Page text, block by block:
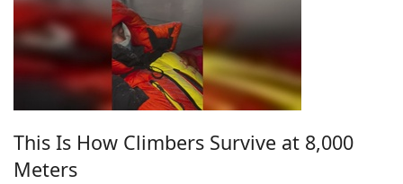
This Is How Climbers Survive at 8,000
Meters